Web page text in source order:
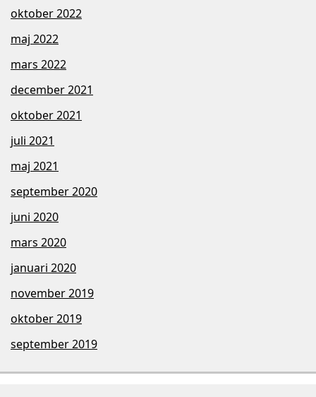
oktober 2022
maj 2022
mars 2022
december 2021
oktober 2021
juli 2021
maj 2021
september 2020
juni 2020
mars 2020
januari 2020
november 2019
oktober 2019
september 2019